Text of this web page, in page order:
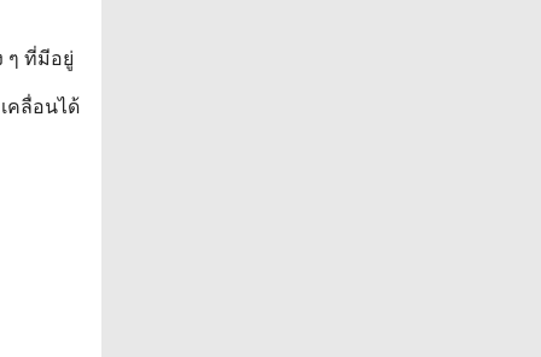
ๆ ที่มีอยู่
คลื่อนได้